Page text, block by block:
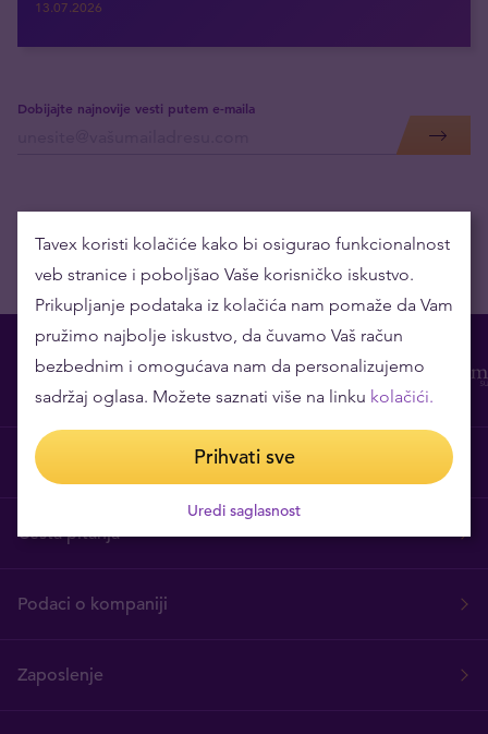
13.07.2026
Dobijajte najnovije vesti putem e-maila
O nama
Česta pitanja
Podaci o kompaniji
Zaposlenje
Tavex koristi kolačiće kako bi osigurao funkcionalnost
veb stranice i poboljšao Vaše korisničko iskustvo.
Prikupljanje podataka iz kolačića nam pomaže da Vam
pružimo najbolje iskustvo, da čuvamo Vaš račun
bezbednim i omogućava nam da personalizujemo
sadržaj oglasa. Možete saznati više na linku kolačići.
Prihvati sve
Uredi saglasnost